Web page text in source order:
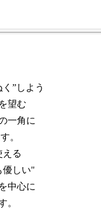
”しよう
望む
一角に
。
る
優しい"
中心に
。